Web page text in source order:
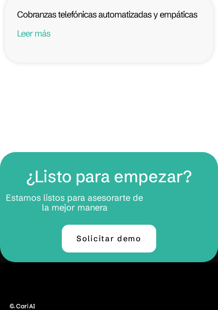
Cobranzas telefónicas automatizadas y empáticas
Leer más
¿Listo para empezar?
Estamos listos para asesorarte de
la mejor manera
Solicitar demo